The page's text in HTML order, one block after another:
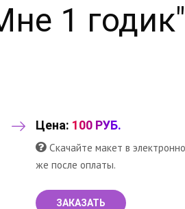
1
Цена: 100 РУБ.
Скачайте макет в
же после оплаты.
ЗАКАЗАТЬ